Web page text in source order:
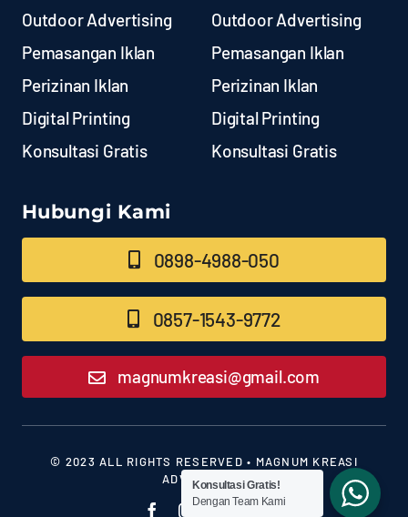
Outdoor Advertising
Pemasangan Iklan
Perizinan Iklan
Digital Printing
Konsultasi Gratis
Outdoor Advertising
Pemasangan Iklan
Perizinan Iklan
Digital Printing
Konsultasi Gratis
Hubungi Kami
0898-4988-050
0857-1543-9772
magnumkreasi@gmail.com
© 2023 ALL RIGHTS RESERVED • MAGNUM KREASI
ADVERTISING
Konsultasi Gratis!
Dengan Team Kami